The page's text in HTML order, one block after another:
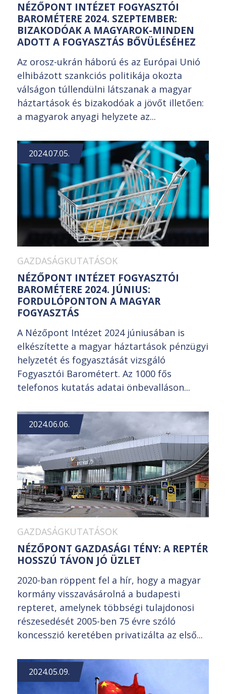
NÉZŐPONT INTÉZET FOGYASZTÓI
BAROMÉTERE 2024. SZEPTEMBER:
BIZAKODÓAK A MAGYAROK-MINDEN
ADOTT A FOGYASZTÁS BŐVÜLÉSÉHEZ
Az orosz-ukrán háború és az Európai Unió
elhibázott szankciós politikája okozta
válságon túllendülni látszanak a magyar
háztartások és bizakodóak a jövőt illetően:
a magyarok anyagi helyzete az...
2024.07.05.
GAZDASÁGKUTATÁSOK
NÉZŐPONT INTÉZET FOGYASZTÓI
BAROMÉTERE 2024. JÚNIUS:
FORDULÓPONTON A MAGYAR
FOGYASZTÁS
A Nézőpont Intézet 2024 júniusában is
elkészítette a magyar háztartások pénzügyi
helyzetét és fogyasztását vizsgáló
Fogyasztói Barométert. Az 1000 fős
telefonos kutatás adatai önbevalláson...
2024.06.06.
GAZDASÁGKUTATÁSOK
NÉZŐPONT GAZDASÁGI TÉNY: A REPTÉR
HOSSZÚ TÁVON JÓ ÜZLET
2020-ban röppent fel a hír, hogy a magyar
kormány visszavásárolná a budapesti
repteret, amelynek többségi tulajdonosi
részesedését 2005-ben 75 évre szóló
koncesszió keretében privatizálta az első...
2024.05.09.